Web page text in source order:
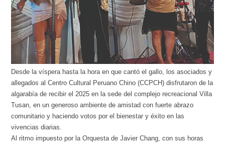
Desde la víspera hasta la hora en que cantó el gallo, los asociados y
allegados al Centro Cultural Peruano Chino (CCPCH) disfrutaron de la
algarabía de recibir el 2025 en la sede del complejo recreacional Villa
Tusan, en un generoso ambiente de amistad con fuerte abrazo
comunitario y haciendo votos por el bienestar y éxito en las
vivencias diarias.
Al ritmo impuesto por la Orquesta de Javier Chang, con sus horas